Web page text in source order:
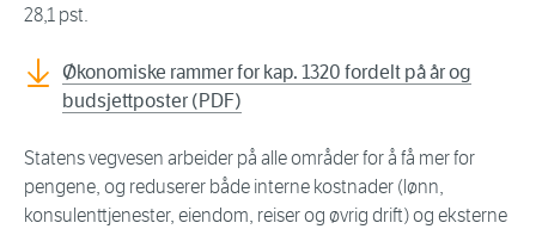
28,1 pst.
Økonomiske rammer for kap. 1320 fordelt på år og
budsjettposter (PDF)
Statens vegvesen arbeider på alle områder for å få mer for
pengene, og reduserer både interne kostnader (lønn,
konsulenttjenester, eiendom, reiser og øvrig drift) og eksterne